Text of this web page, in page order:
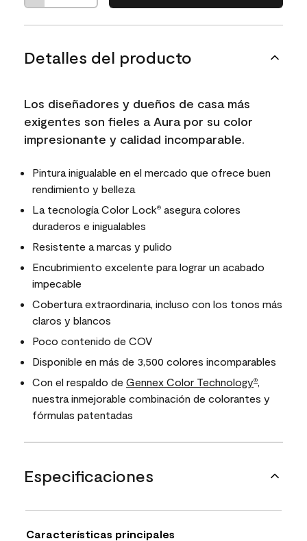
Detalles del producto
Los diseñadores y dueños de casa más
exigentes son fieles a Aura por su color
impresionante y calidad incomparable.
Pintura inigualable en el mercado que ofrece buen
rendimiento y belleza
La tecnología Color Lock® asegura colores
duraderos e inigualables
Resistente a marcas y pulido
Encubrimiento excelente para lograr un acabado
impecable
Cobertura extraordinaria, incluso con los tonos más
claros y blancos
Poco contenido de COV
Disponible en más de 3,500 colores incomparables
Con el respaldo de Gennex Color Technology®,
nuestra inmejorable combinación de colorantes y
fórmulas patentadas
Especificaciones
Características principales